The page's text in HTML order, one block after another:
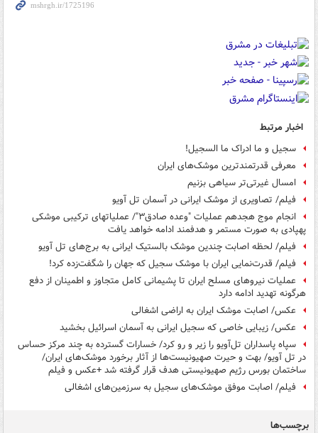
اخبار مرتبط
سجیل و ما ادراک ما السجیل!
معرفی قدرتمندترین موشک‌های ایران
امسال غیرتی‌تر سیاهی بزنیم
فیلم/ تصاویری از موشک ایرانی در آسمان تل آویو
انجام موج هجدهم عملیات "وعده صادق۳"/ عملیاتهای ترکیبی موشکی
پهپادی به صورت مستمر و هدفمند ادامه خواهد یافت
فیلم/ لحظه اصابت چندین موشک بالستیک ایرانی به برج‌های تل آویو
فیلم/ قدرت‌نمایی ایران با موشک سجیل که جهان را شگفت‌زده کرد!
عملیات نیروهای مسلح ایران تا پشیمانی کامل متجاوز و اطمینان از دفع
هرگونه تهدید ادامه دارد
عکس/ اصابت موشک ایران به اراضی اشغالی
عکس/ زیبایی خاصی که سجیل ایرانی به آسمان اسرائیل بخشید
سپاه پاسداران تل‌آویو را زیر و رو کرد/ خسارات گسترده به چند مرکز حساس
در تل آویو/ بهت و حیرت صهیونیست‌ها از آثار برخورد موشک‌های ایران/
ساختمان بورس رژیم صهیونیستی هدف قرار گرفته شد +عکس و فیلم
فیلم/ اصابت موفق موشک‌های سجیل به سرزمین‌های اشغالی
برچسب‌ها